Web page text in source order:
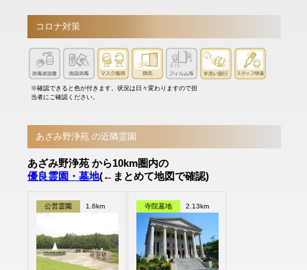
コロナ対策
※確認できると色が付きます。状況は日々変わりますので担
当者にご確認ください。
あざみ野浄苑 の近隣霊園
あざみ野浄苑 から10km圏内の
優良霊園・墓地(←まとめて地図で確認)
公営霊園 1.6km 寺院墓地 2.13km